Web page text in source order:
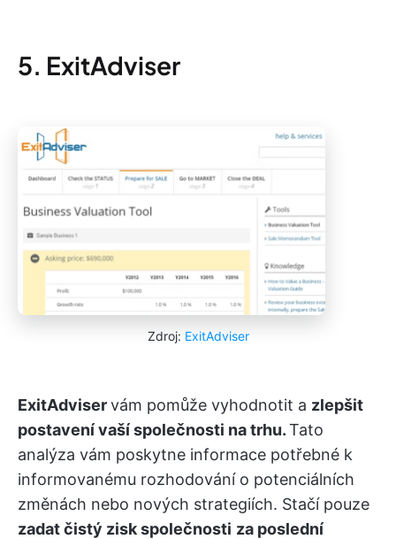
5. ExitAdviser
Zdroj: ExitAdviser
ExitAdviservám pomůže vyhodnotit a zlepšit
postavení vaší společnosti na trhu.Tato
analýza vám poskytne informace potřebné k
informovanému rozhodování o potenciálních
změnách nebo nových strategiích. Stačí pouze
zadat čistý zisk společnosti za poslední